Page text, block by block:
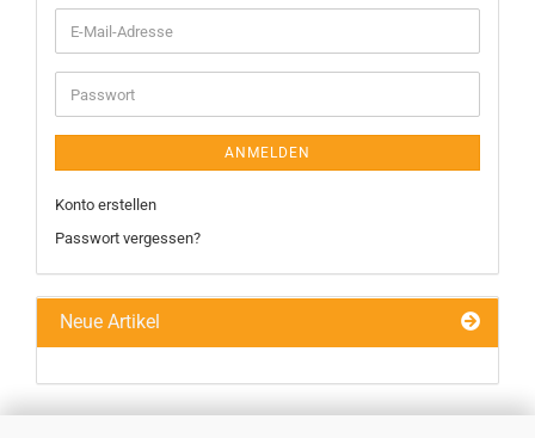
E-
Mail-
Adresse
Passwort
ANMELDEN
Konto erstellen
Passwort vergessen?
Neue Artikel